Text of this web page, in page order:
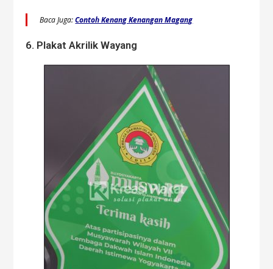
Baca Juga:Contoh Kenang Kenangan Magang
6. Plakat Akrilik Wayang